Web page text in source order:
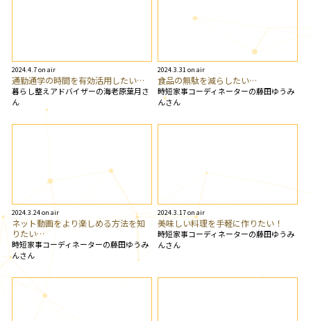
2024.4.7 on air
通勤通学の時間を有効活用したい…
暮らし整えアドバイザーの海老原葉月さ
ん
2024.3.31 on air
食品の無駄を減らしたい…
時短家事コーディネーターの藤田ゆうみ
んさん
2024.3.24 on air
ネット動画をより楽しめる方法を知
りたい…
時短家事コーディネーターの藤田ゆうみ
んさん
2024.3.17 on air
美味しい料理を手軽に作りたい！
時短家事コーディネーターの藤田ゆうみ
んさん